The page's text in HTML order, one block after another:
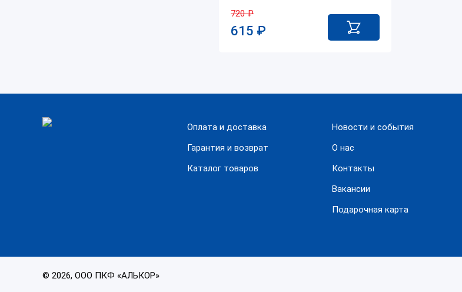
720₽
615 ₽
Оплата и доставка
Гарантия и возврат
Каталог товаров
Новости и события
О нас
Контакты
Вакансии
Подарочная карта
© 2026, ООО ПКФ «АЛЬКОР»